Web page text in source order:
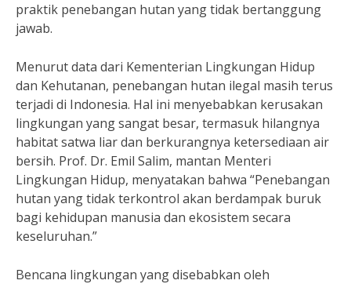
praktik penebangan hutan yang tidak bertanggung
jawab.
Menurut data dari Kementerian Lingkungan Hidup
dan Kehutanan, penebangan hutan ilegal masih terus
terjadi di Indonesia. Hal ini menyebabkan kerusakan
lingkungan yang sangat besar, termasuk hilangnya
habitat satwa liar dan berkurangnya ketersediaan air
bersih. Prof. Dr. Emil Salim, mantan Menteri
Lingkungan Hidup, menyatakan bahwa “Penebangan
hutan yang tidak terkontrol akan berdampak buruk
bagi kehidupan manusia dan ekosistem secara
keseluruhan.”
Bencana lingkungan yang disebabkan oleh